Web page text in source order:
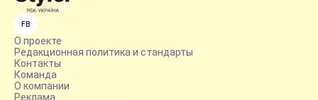
FB
О проекте
Редакционная политика и стандарты
Контакты
Команда
О компании
Реклама